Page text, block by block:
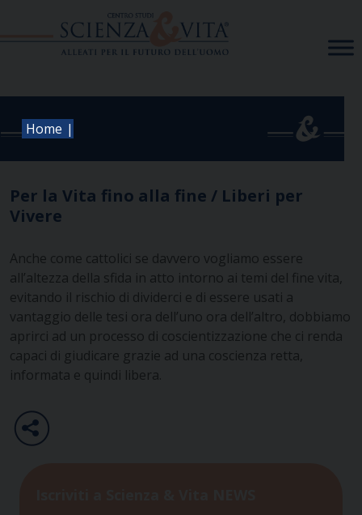
Home |
Per la Vita fino alla fine / Liberi per
Vivere
Anche come cattolici se davvero vogliamo essere
all’altezza della sfida in atto intorno ai temi del fine vita,
evitando il rischio di dividerci e di essere usati a
vantaggio delle tesi ora dell’uno ora dell’altro, dobbiamo
aprirci ad un processo di coscientizzazione che ci renda
capaci di giudicare grazie ad una coscienza retta,
informata e quindi libera.